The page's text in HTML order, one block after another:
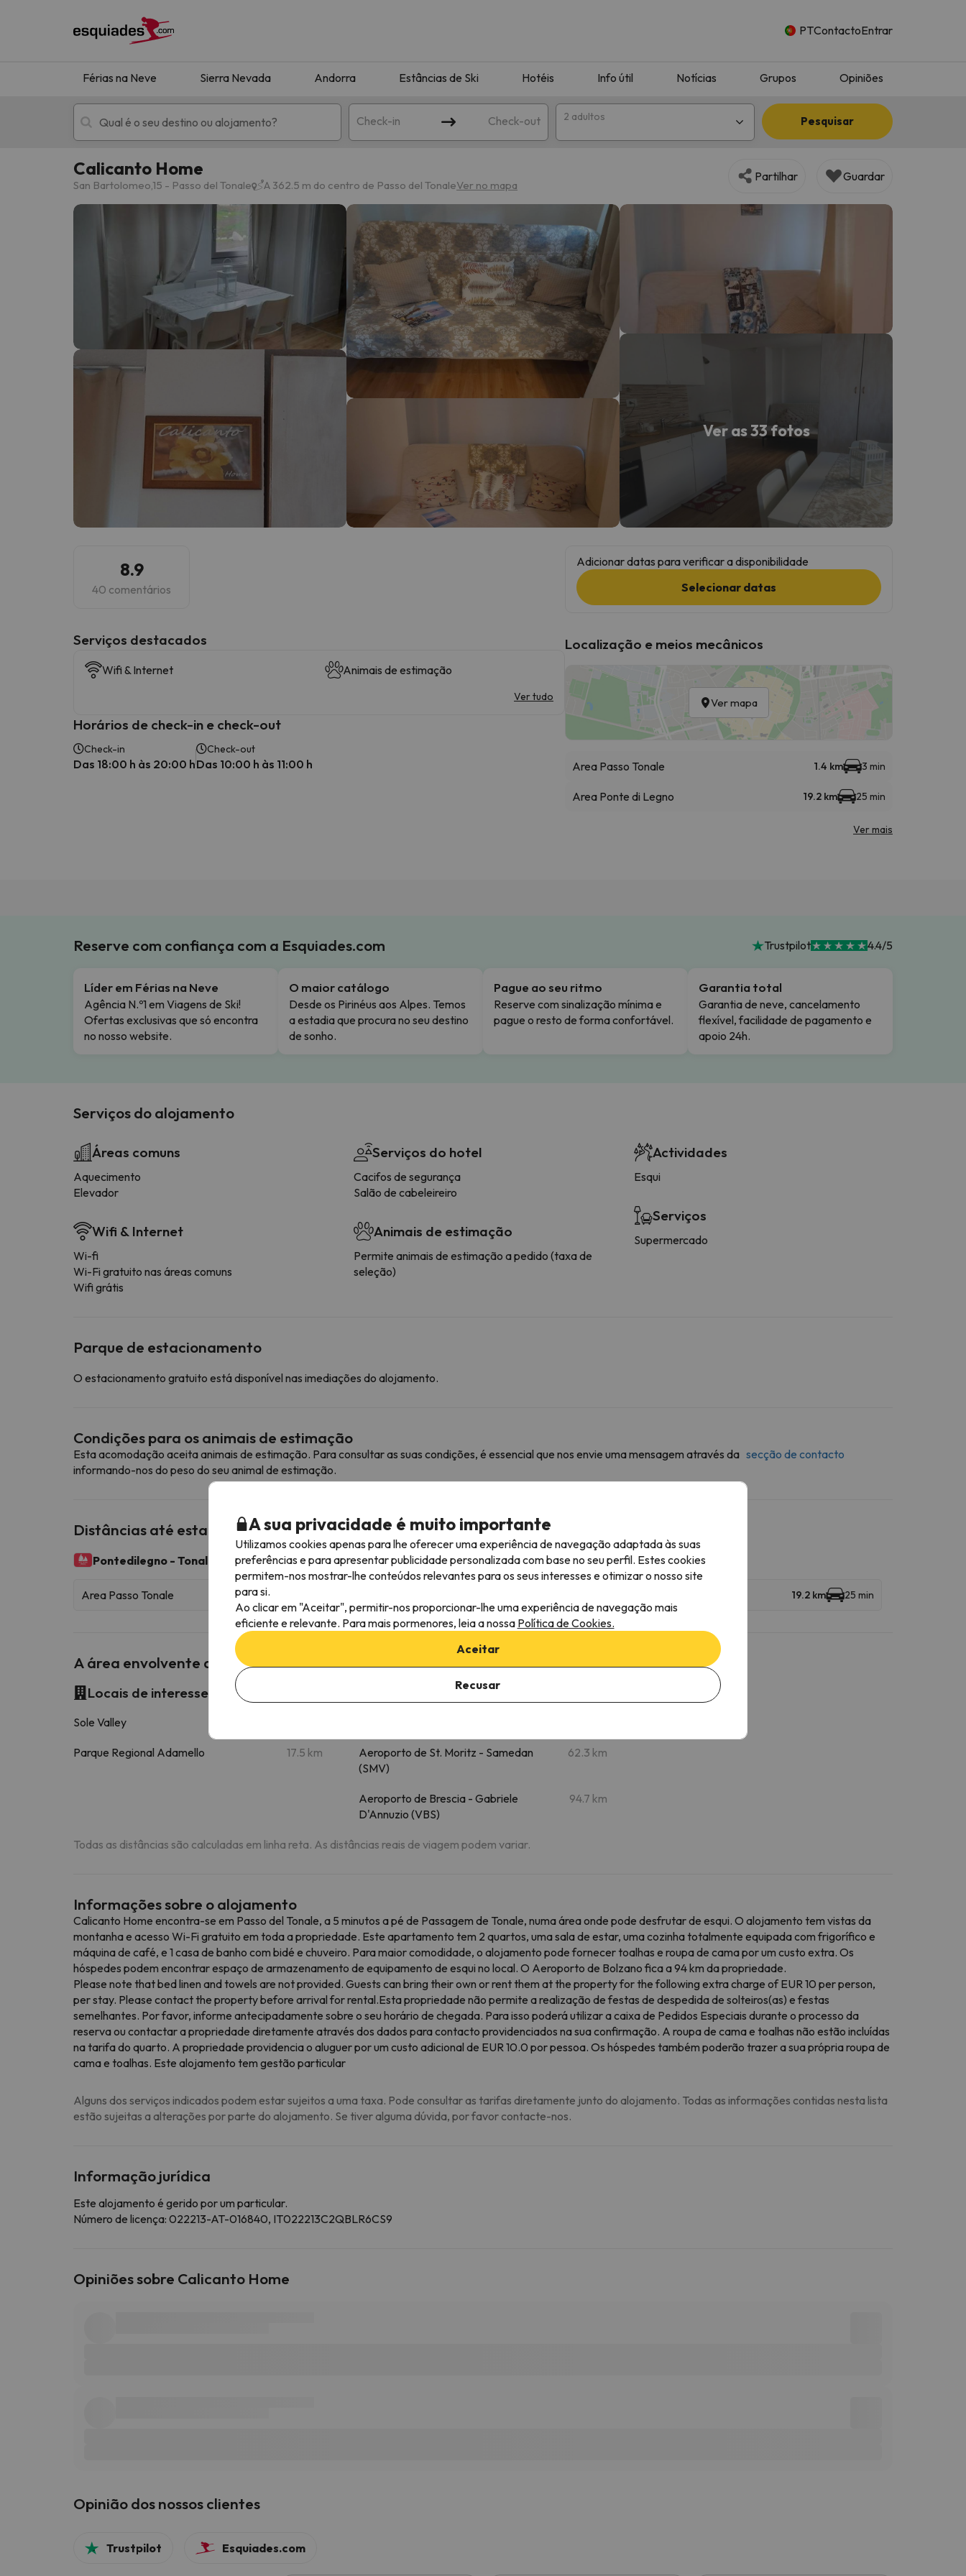
PTContactoEntrar
Férias na Neve Sierra Nevada Andorra Estâncias de Ski Hotéis Info útil Notícias Grupos Opiniões
Check-in Check-out 2 adultos Pesquisar
Férias na neve Hotéis de montanha
Oops, não encontramos nenhum resultado que corresponda à sua pesquisa. Tente modificar o destino.
Bem, parece que o nosso Seeker perdeu o seu caminho. Assim que encontrar a sua bússola, estará de volta.
Calicanto Home
San Bartolomeo,15 - Passo del Tonale A 362.5 m do centro de Passo del TonaleVer no mapa
Partilhar Guardar
Ver as 33 fotos
8.9
40 comentários
Serviços destacados
Wifi & Internet Animais de estimação
Ver tudo
Horários de check-in e check-out
Check-in
Das 18:00 h às 20:00 h
Check-out
Das 10:00 h às 11:00 h
Adicionar datas para verificar a disponibilidade
Selecionar datas
Localização e meios mecânicos
Ver mapa
Area Passo Tonale 1.4 km 3 min
Area Ponte di Legno 19.2 km 25 min
Ver mais
Reserve com confiança com a Esquiades.com Trustpilot 4.4/5
Líder em Férias na Neve
Agência N.º1 em Viagens de Ski!
Ofertas exclusivas que só encontra
no nosso website.
O maior catálogo
Desde os Pirinéus aos Alpes. Temos
a estadia que procura no seu destino
de sonho.
Pague ao seu ritmo
Reserve com sinalização mínima e
pague o resto de forma confortável.
Garantia total
Garantia de neve, cancelamento
flexível, facilidade de pagamento e
apoio 24h.
Serviços do alojamento
Áreas comuns
Aquecimento
Elevador
Wifi & Internet
Wi-fi
Wi-Fi gratuito nas áreas comuns
Wifi grátis
Serviços do hotel
Cacifos de segurança
Salão de cabeleireiro
Animais de estimação
Permite animais de estimação a pedido (taxa de
seleção)
Actividades
Esqui
Serviços
Supermercado
Parque de estacionamento
O estacionamento gratuito está disponível nas imediações do alojamento.
Condições para os animais de estimação
Esta acomodação aceita animais de estimação. Para consultar as suas condições, é essencial que nos envie uma mensagem através da secção de contacto
informando-nos do peso do seu animal de estimação.
Distâncias até estações de esqui próximas
Pontedilegno - Tonale (Adamello Ski) 100 km esquiáveis
Area Passo Tonale 19.2 km 25 min
A área envolvente do Calicanto Home
Locais de interesse
Sole Valley
Parque Regional Adamello 17.5 km
Aeroportos próximos
Aeroporto de St. Moritz - Samedan
(SMV)
62.3 km
Aeroporto de Brescia - Gabriele
D'Annuzio (VBS)
94.7 km
Todas as distâncias são calculadas em linha reta. As distâncias reais de viagem podem variar.
Informações sobre o alojamento
Calicanto Home encontra-se em Passo del Tonale, a 5 minutos a pé de Passagem de Tonale, numa área onde pode desfrutar de esqui. O alojamento tem vistas da
montanha e acesso Wi-Fi gratuito em toda a propriedade. Este apartamento tem 2 quartos, uma sala de estar, uma cozinha totalmente equipada com frigorífico e
máquina de café, e 1 casa de banho com bidé e chuveiro. Para maior comodidade, o alojamento pode fornecer toalhas e roupa de cama por um custo extra. Os
hóspedes podem encontrar espaço de armazenamento de equipamento de esqui no local. O Aeroporto de Bolzano fica a 94 km da propriedade.
Please note that bed linen and towels are not provided. Guests can bring their own or rent them at the property for the following extra charge of EUR 10 per person,
per stay. Please contact the property before arrival for rental.Esta propriedade não permite a realização de festas de despedida de solteiros(as) e festas
semelhantes. Por favor, informe antecipadamente sobre o seu horário de chegada. Para isso poderá utilizar a caixa de Pedidos Especiais durante o processo da
reserva ou contactar a propriedade diretamente através dos dados para contacto providenciados na sua confirmação. A roupa de cama e toalhas não estão incluídas
na tarifa do quarto. A propriedade providencia o aluguer por um custo adicional de EUR 10.0 por pessoa. Os hóspedes também poderão trazer a sua própria roupa de
cama e toalhas. Este alojamento tem gestão particular
Alguns dos serviços indicados podem estar sujeitos a uma taxa. Pode consultar as tarifas diretamente junto do alojamento. Todas as informações contidas nesta lista
estão sujeitas a alterações por parte do alojamento. Se tiver alguma dúvida, por favor contacte-nos.
Informação jurídica
Este alojamento é gerido por um particular.
Número de licença: 022213-AT-016840, IT022213C2QBLR6CS9
Opiniões sobre Calicanto Home
Opinião dos nossos clientes
Trustpilot Esquiades.com
A sua privacidade é muito importante
Utilizamos cookies apenas para lhe oferecer uma experiência de navegação adaptada às suas
preferências e para apresentar publicidade personalizada com base no seu perfil. Estes cookies
permitem-nos mostrar-lhe conteúdos relevantes para os seus interesses e otimizar o nosso site
para si.
Ao clicar em "Aceitar", permitir-nos proporcionar-lhe uma experiência de navegação mais
eficiente e relevante. Para mais pormenores, leia a nossa Política de Cookies.
Aceitar
Recusar